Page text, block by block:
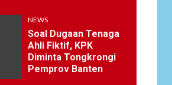
NEWS
Soal Dugaan Tenaga
Ahli Fiktif, KPK
Diminta Tongkrongi
Pemprov Banten